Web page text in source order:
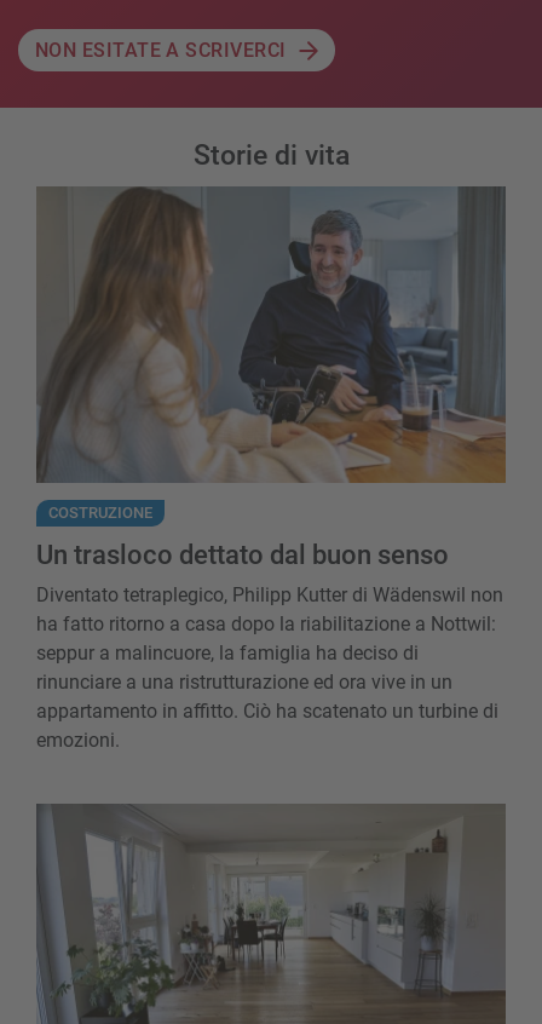
NON ESITATE A SCRIVERCI
Storie di vita
Un trasloco dettato dal buon senso
COSTRUZIONE
Un trasloco dettato dal buon senso
Diventato tetraplegico, Philipp Kutter di Wädenswil non
ha fatto ritorno a casa dopo la riabilitazione a Nottwil:
seppur a malincuore, la famiglia ha deciso di
rinunciare a una ristrutturazione ed ora vive in un
appartamento in affitto. Ciò ha scatenato un turbine di
emozioni.
Il gioiello ai margini del bosco